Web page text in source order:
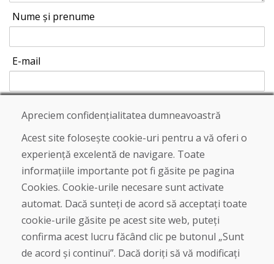
Nume și prenume
E-mail
Trimite
Linia de asistență
+421 919 282 306
info@domivosport.ro
Despre noi
Blog
Apreciem confidențialitatea dumneavoastră
Acest site folosește cookie-uri pentru a vă oferi o
experiență excelentă de navigare. Toate
informațiile importante pot fi găsite pe pagina
Cookies. Cookie-urile necesare sunt activate
automat. Dacă sunteți de acord să acceptați toate
cookie-urile găsite pe acest site web, puteți
confirma acest lucru făcând clic pe butonul „Sunt
de acord și continui”. Dacă doriți să vă modificați